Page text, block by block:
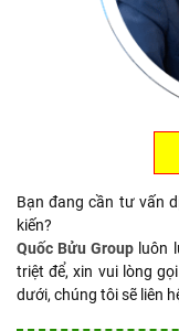
Bạn đang cần tư vấn
kiến?
Quốc Bửu Group luôn
triệt để, xin vui lòng
dưới, chúng tôi sẽ liên